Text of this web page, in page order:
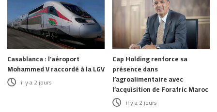
Casablanca : l’aéroport
Mohammed V raccordé à la LGV
il y a 2 jours
Cap Holding renforce sa
présence dans
l’agroalimentaire avec
l’acquisition de Forafric Maroc
il y a 2 jours